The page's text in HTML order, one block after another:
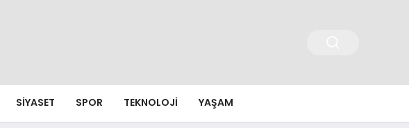
SIYASET SPOR TEKNOLOJI YAŞAM